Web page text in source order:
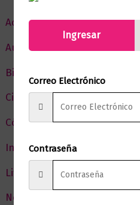
Actualidad
Autor del Mes
Bienestar
Ciencia y Conocimiento
Cómic y Fantasía
Infantil y Juvenil
Literatura
Negocios
Ingresar
Correo Electrónico
Contraseña